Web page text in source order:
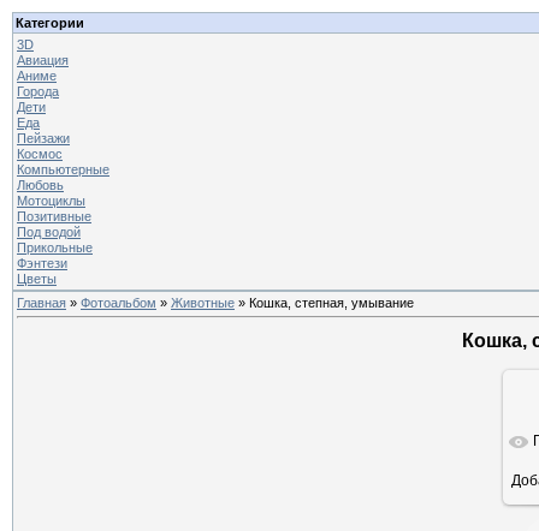
Категории
3D
Авиация
Аниме
Города
Дети
Еда
Пейзажи
Космос
Компьютерные
Любовь
Мотоциклы
Позитивные
Под водой
Прикольные
Фэнтези
Цветы
Главная » Фотоальбом » Животные » Кошка, степная, умывание
Кошка,